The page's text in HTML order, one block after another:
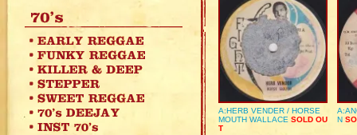
A:HERB VENDER / HORSE
MOUTH WALLACE SOLD OU
T
N